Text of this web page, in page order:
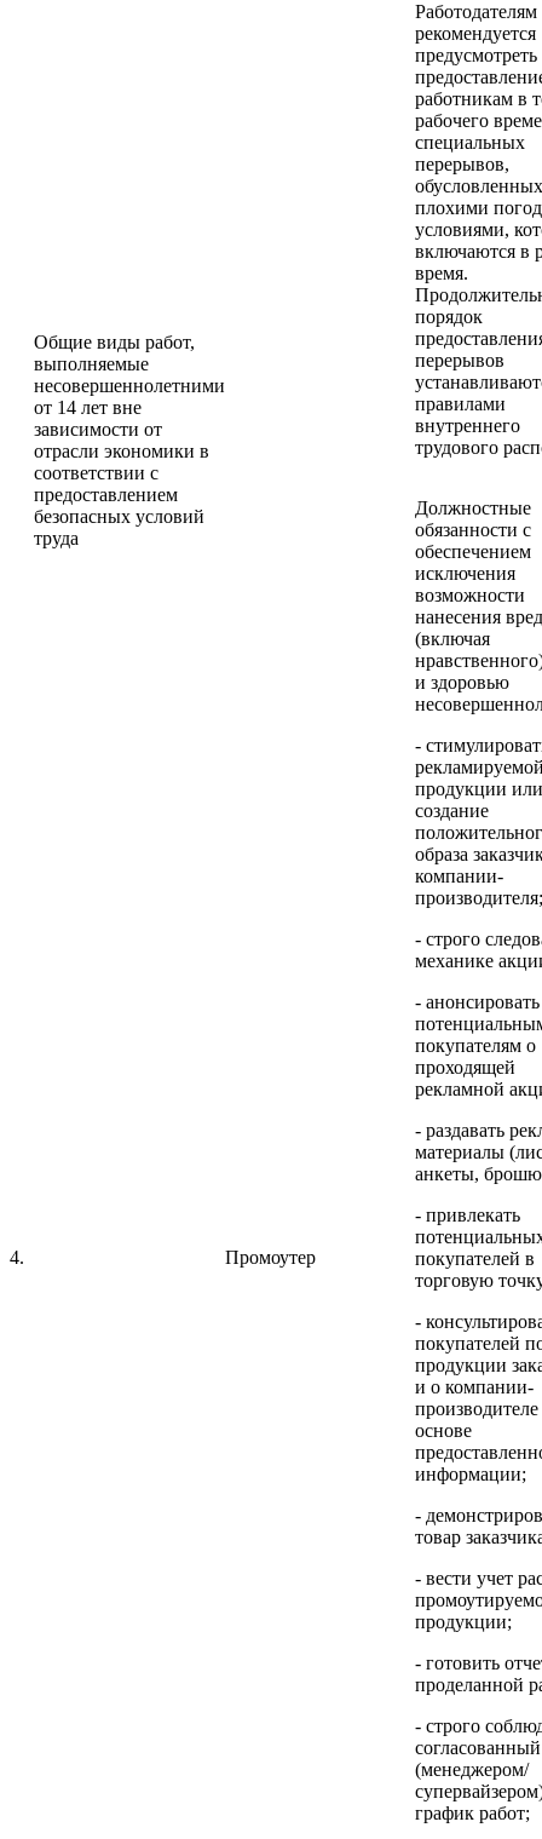
Общие виды работ,
выполняемые
несовершеннолетними
от 14 лет вне
зависимости от
отрасли экономики в
соответствии с
предоставлением
безопасных условий
труда
Работодателям
рекомендуется
предусмотреть
работникам в
рабочего
специальных
перерывов,
обусловленных
плохими
условиями,
включаются в
время.
порядок
перерывов
правилами
внутреннего
трудового
4. Промоутер
Должностные
обязанности с
обеспечением
исключения
возможности
нанесения
(включая
и здоровью
-
продукции или
создание
образа
компании-
производителя;
- строго
механике
- анонсировать
покупателям о
проходящей
рекламной
- раздавать
материалы
анкеты,
- привлекать
покупателей в
торговую
-
покупателей
продукции
и о компании-
основе
информации;
-
товар
- вести учет
продукции;
- готовить
проделанной
- строго
(менеджером/
график работ;